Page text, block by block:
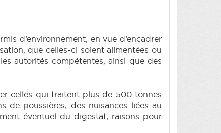
d’environnement, en vue d’encadrer
que celles-ci soient alimentées ou
autorités compétentes, ainsi que des
celles qui traitent plus de 500 tonnes
de poussières, des nuisances liées au
éventuel du digestat, raisons pour